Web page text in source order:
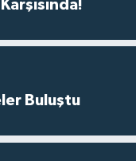
Buluştu